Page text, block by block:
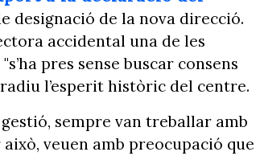
designació de la nova direcció.
accidental una de les
"s’ha pres sense buscar consens
l’esperit històric del centre.
sempre van treballar amb
això, veuen amb preocupació que